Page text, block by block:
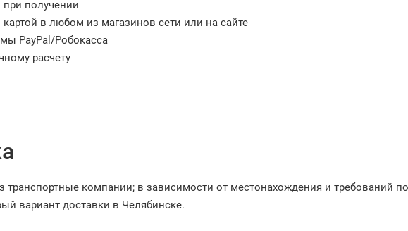
получении
картой в любом из магазинов сети или на сайте
PayPal/Робокасса
расчету
транспортные компании; в зависимости от местонахождения и требований
вариант доставки в Челябинске.